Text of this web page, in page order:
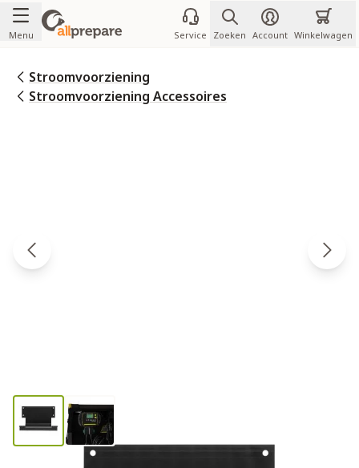
Ga naar de inhoud
Menu Service Zoeken Account Winkelwagen
Stroomvoorziening
Stroomvoorziening Accessoires